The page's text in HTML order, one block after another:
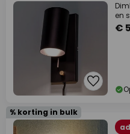
en
€
% korting in bulk